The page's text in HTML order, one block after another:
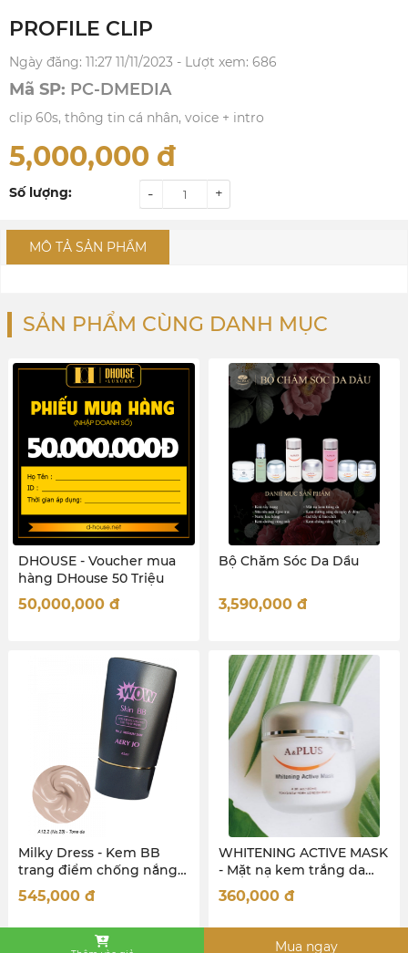
PROFILE CLIP
Ngày đăng: 11:27 11/11/2023 - Lượt xem: 686
Mã SP: PC-DMEDIA
clip 60s, thông tin cá nhân, voice + intro
5,000,000 đ
Số lượng: +
-
Mua ngay
MÔ TẢ SẢN PHẨM
SẢN PHẨM CÙNG DANH MỤC
DHOUSE - Voucher mua
hàng DHouse 50 Triệu
50,000,000 đ
Bộ Chăm Sóc Da Dầu
3,590,000 đ
Milky Dress - Kem BB
trang điểm chống nắng
cao - Aery Jo Wow Skin
BB No23 SPF 30PA +++ -
545,000 đ
WHITENING ACTIVE MASK
- Mặt nạ kem trắng da
120ml
360,000 đ